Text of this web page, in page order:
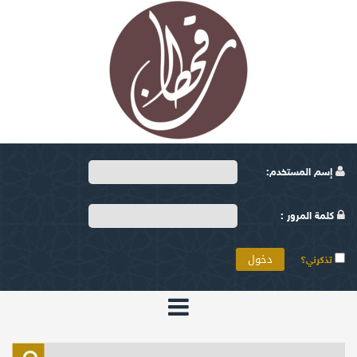
إسم المستخدم:
كلمة المرور :
تذكرني؟